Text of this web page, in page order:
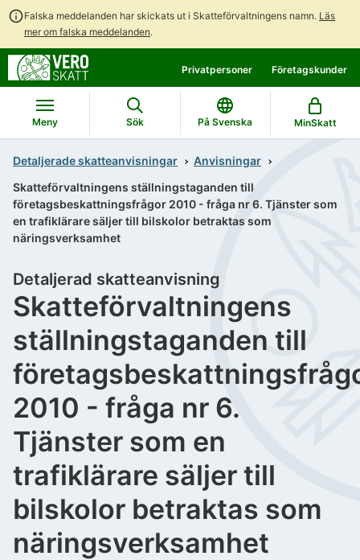
Falska meddelanden har skickats ut i Skatteförvaltningens namn. Läs
mer om falska meddelanden.
direkt
till
innehållet
till
hela
webbplatsens
sökning
Privatpersoner Företagskunder
Meny Sök På Svenska MinSkatt
Detaljerade skatteanvisningar
Anvisningar
Skatteförvaltningens ställningstaganden till
företagsbeskattningsfrågor 2010 - fråga nr 6. Tjänster som
en trafiklärare säljer till bilskolor betraktas som
näringsverksamhet
Skatteförvaltningens
ställningstaganden till
2010 - fråga nr 6.
Tjänster som en
trafiklärare säljer till
bilskolor betraktas som
näringsverksamhet
Detaljerad skatteanvisning